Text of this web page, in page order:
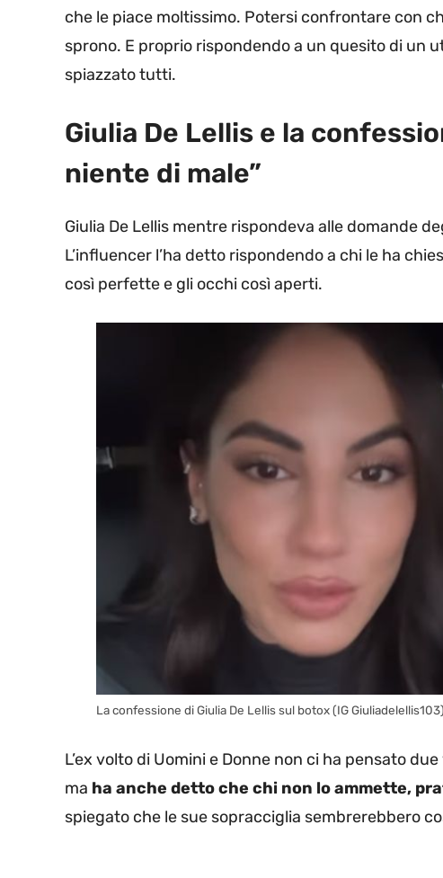
che le piace moltissimo. Potersi confrontare con
sprono. E proprio rispondendo a un quesito di un
spiazzato tutti.
Giulia De Lellis e la
niente di male”
Giulia De Lellis mentre rispondeva alle domande
L’influencer l’ha detto rispondendo a chi le ha
così perfette e gli occhi così aperti.
La confessione di Giulia De Lellis sul botox (IG
L’ex volto di Uomini e Donne non ci ha pensato
ma ha anche detto che chi non lo ammette,
spiegato che le sue sopracciglia sembrerebbero